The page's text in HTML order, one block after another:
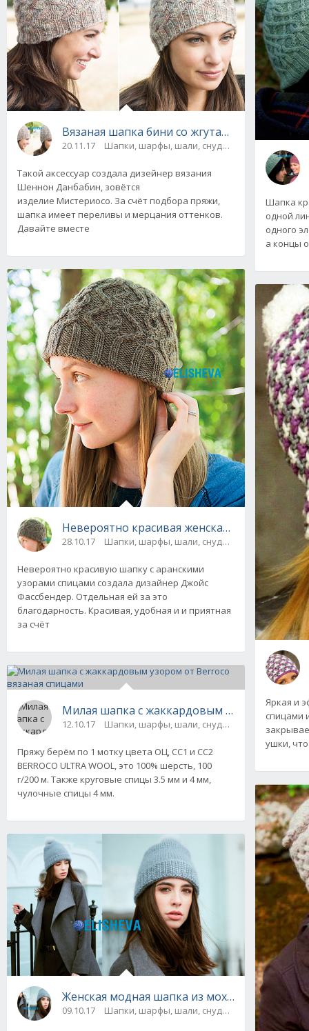
Вязаная шапка бини со жгутами
20.11.17 Шапки, шарфы, шали, снуды и палантины
Такой аксессуар создала дизейнер вязания
Шеннон Данбабин, зовётся
изделие Мистериосо. За счёт подбора пряжи,
шапка имеет переливы и мерцания оттенков.
Давайте вместе
Невероятно красивая женская шапка с
28.10.17 Шапки, шарфы, шали, снуды и палантины
Невероятно красивую шапку с аранскими
узорами спицами создала дизайнер Джойс
Фассбендер. Отдельная ей за это
благодарность. Красивая, удобная и и приятная
за счёт
Милая шапка с жаккардовым узором от
12.10.17 Шапки, шарфы, шали, снуды и палантины
Пряжу берём по 1 мотку цвета ОЦ, СС1 и СС2
BERROCO ULTRA WOOL, это 100% шерсть, 100
г/200 м. Также круговые спицы 3.5 мм и 4 мм,
чулочные спицы 4 мм.
Женская модная шапка из мохера от
09.10.17 Шапки, шарфы, шали, снуды и палантины
Шапка
одной
одного
а концы
Яркая и
спицами
ушки,